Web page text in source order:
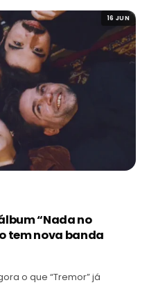
16 JUN
“Nada no
tem nova banda
o que “Tremor” já